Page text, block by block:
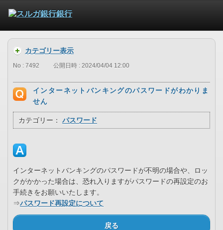
カテゴリー表示
No : 7492 公開日時 : 2024/04/04 12:00
インターネットバンキングのパスワードがわかりま
せん
カテゴリー： パスワード
インターネットバンキングのパスワードが不明の場合や、ロッ
クがかかった場合は、恐れ入りますがパスワードの再設定のお
手続きをお願いいたします。
⇒パスワード再設定について
戻る